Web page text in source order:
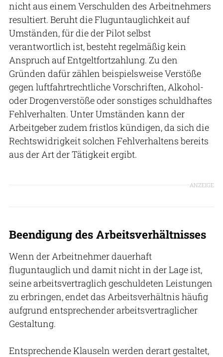
nicht aus einem Verschulden des Arbeitnehmers
resultiert. Beruht die Fluguntauglichkeit auf
Umständen, für die der Pilot selbst
verantwortlich ist, besteht regelmäßig kein
Anspruch auf Entgeltfortzahlung. Zu den
Gründen dafür zählen beispielsweise Verstöße
gegen luftfahrtrechtliche Vorschriften, Alkohol-
oder Drogenverstöße oder sonstiges schuldhaftes
Fehlverhalten. Unter Umständen kann der
Arbeitgeber zudem fristlos kündigen, da sich die
Rechtswidrigkeit solchen Fehlverhaltens bereits
aus der Art der Tätigkeit ergibt.
ANZEIGE
Beendigung des Arbeitsverhältnisses
Wenn der Arbeitnehmer dauerhaft
fluguntauglich und damit nicht in der Lage ist,
seine arbeitsvertraglich geschuldeten Leistungen
zu erbringen, endet das Arbeitsverhältnis häufig
aufgrund entsprechender arbeitsvertraglicher
Gestaltung.
Entsprechende Klauseln werden derart gestaltet,